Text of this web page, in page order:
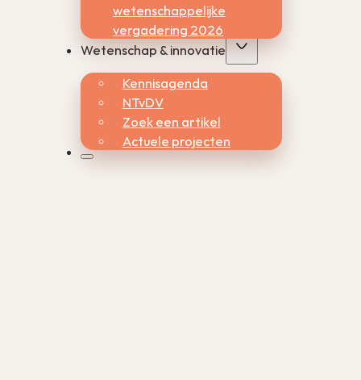
wetenschappelijke
vergadering 2026
Wetenschap & innovatie
Kennisagenda
NTvDV
Zoek een artikel
Actuele projecten